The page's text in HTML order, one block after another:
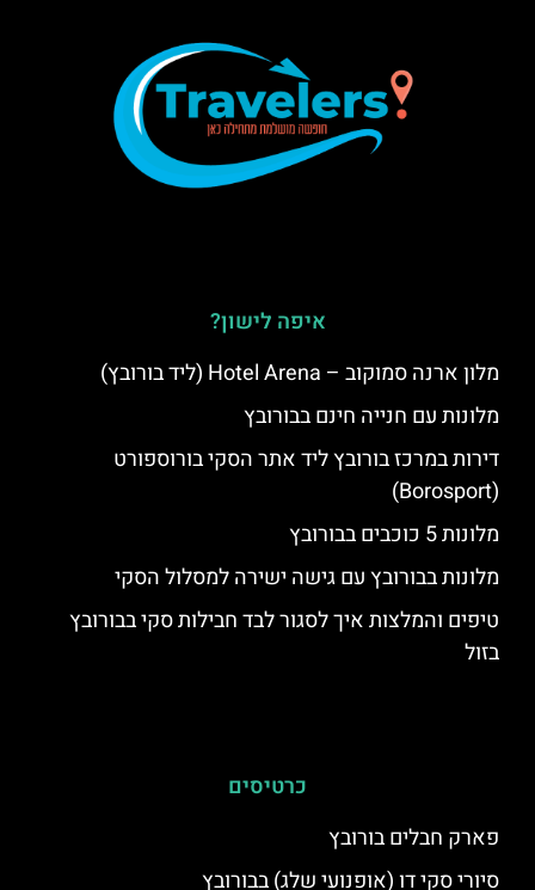
איפה לישון?
מלון ארנה סמוקוב – Hotel Arena (ליד בורובץ)
מלונות עם חנייה חינם בבורובץ
דירות במרכז בורובץ ליד אתר הסקי בורוספורט
(Borosport)
מלונות 5 כוכבים בבורובץ
מלונות בבורובץ עם גישה ישירה למסלול הסקי
טיפים והמלצות איך לסגור לבד חבילות סקי בבורובץ
בזול
כרטיסים
פארק חבלים בורובץ
סיורי סקי דו (אופנועי שלג) בבורובץ